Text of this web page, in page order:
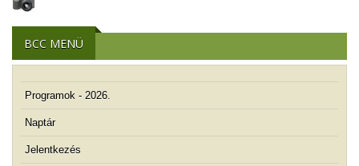
BCC MENÜ
Programok - 2026.
Naptár
Jelentkezés